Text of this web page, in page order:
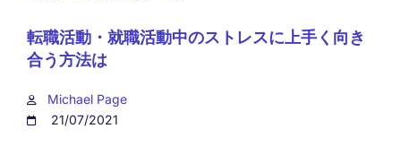
転職活動・就職活動中のストレスに上手く向き
合う方法は
Michael Page
21/07/2021